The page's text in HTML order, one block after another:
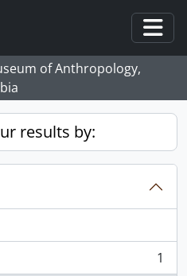
of Anthropology,
results by:
1